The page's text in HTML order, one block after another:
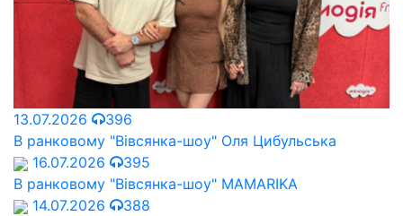
13.07.2026
396
В ранковому "Вівсянка-шоу" Оля Цибульська
16.07.2026
395
В ранковому "Вівсянка-шоу" MAMARIKA
14.07.2026
388